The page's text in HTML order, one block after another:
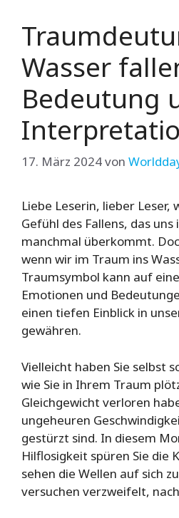
Wasser
Bedeutung
17. März 2024von
Liebe Leserin, lieber Leser,
Gefühl des Fallens, das
manchmal überkommt.
wenn wir im Traum ins
Traumsymbol kann auf
Emotionen und
einen tiefen Einblick in
gewähren.
Vielleicht haben Sie selbst
wie Sie in Ihrem Traum
Gleichgewicht verloren
ungeheuren
gestürzt sind. In diesem
Hilflosigkeit spüren Sie die
sehen die Wellen auf sich
versuchen verzweifelt,